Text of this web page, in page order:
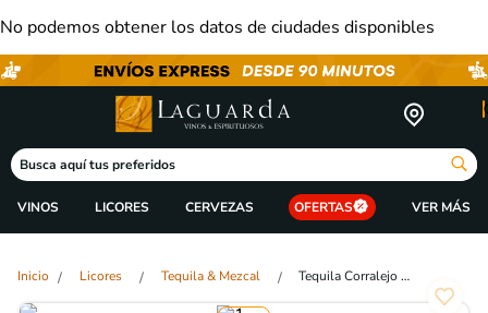
No podemos obtener los datos de ciudades disponibles
Busca aquí tus preferidos
VINOS LICORES CERVEZAS OFERTAS
Licores Tequila & Mezcal Tequila Corralejo Añejo 99000 Horas - 750ml